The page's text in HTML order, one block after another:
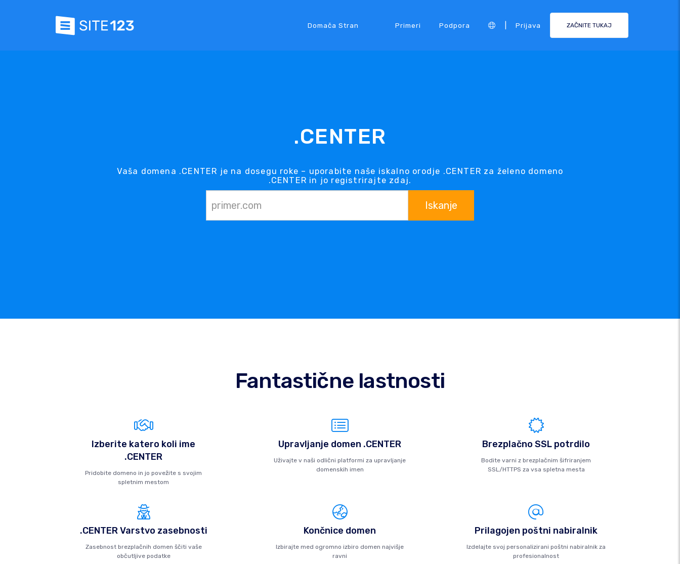
Domača Stran Primeri Podpora Prijava ZAČNITE TUKAJ
.CENTER
Vaša domena .CENTER je na dosegu roke – uporabite naše iskalno orodje .CENTER za želeno domeno
.CENTER in jo registrirajte zdaj.
Iskanje
Fantastične lastnosti
Izberite katero koli ime
.CENTER
Pridobite domeno in jo povežite s svojim
spletnim mestom
Upravljanje domen .CENTER
Uživajte v naši odlični platformi za upravljanje
domenskih imen
Brezplačno SSL potrdilo
Bodite varni z brezplačnim šifriranjem
SSL/HTTPS za vsa spletna mesta
.CENTER Varstvo zasebnosti
Zasebnost brezplačnih domen ščiti vaše
občutljive podatke
Končnice domen
Izbirajte med ogromno izbiro domen najvišje
ravni
Prilagojen poštni nabiralnik
Izdelajte svoj personalizirani poštni nabiralnik za
profesionalnost